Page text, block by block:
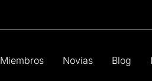
Miembros Novias Blog